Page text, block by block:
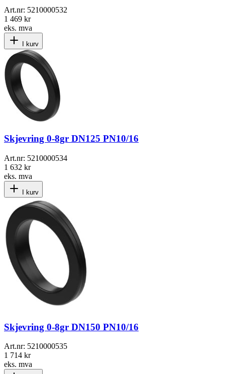
Art.nr: 5210000532
1 469 kr
eks. mva
I kurv
Skjevring 0-8gr DN125 PN10/16
Art.nr: 5210000534
1 632 kr
eks. mva
I kurv
Skjevring 0-8gr DN150 PN10/16
Art.nr: 5210000535
1 714 kr
eks. mva